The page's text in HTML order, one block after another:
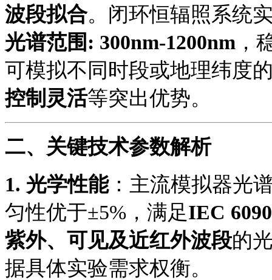
波段拟合。闭环恒辐照系统
光谱范围 : 300nm-1200nm ，
可模拟不同时段或地理纬度
控制灵活等突出优势。
二、关键技术参数解析
1. 光学性能：主流模拟器光
匀性优于±5%，满足IEC
紫外、可见及近红外波段的
据具体实验需求权衡。